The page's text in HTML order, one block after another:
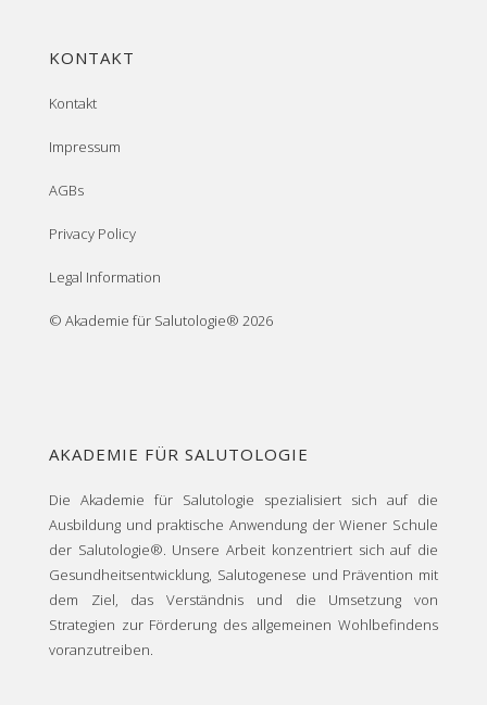
KONTAKT
Kontakt
Impressum
AGBs
Privacy Policy
Legal Information
© Akademie für Salutologie® 2026
AKADEMIE FÜR SALUTOLOGIE
Die Akademie für Salutologie spezialisiert sich auf die
Ausbildung und praktische Anwendung der Wiener Schule
der Salutologie®. Unsere Arbeit konzentriert sich auf die
Gesundheitsentwicklung, Salutogenese und Prävention mit
dem Ziel, das Verständnis und die Umsetzung von
Strategien zur Förderung des allgemeinen Wohlbefindens
voranzutreiben.